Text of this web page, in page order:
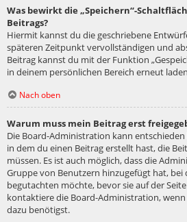
Was bewirkt die „Speichern“-
Beitrags?
Hiermit kannst du die geschriebene
späteren Zeitpunkt vervollständigen und
Beitrag kannst du mit der Funktion
in deinem persönlichen Bereich erneut
Nach oben
Warum muss mein Beitrag erst
Die Board-Administration kann
in dem du einen Beitrag erstellt hast, die
müssen. Es ist auch möglich, dass die
Gruppe von Benutzern hinzugefügt hat, bei
begutachten möchte, bevor sie auf der
kontaktiere die Board-Administration,
dazu benötigst.